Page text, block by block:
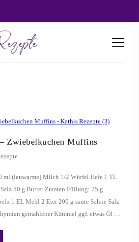
Zwiebelkuchen Muffins
ml (lauwarme) Milch 1/2 Würfel Hefe 1 TL
50 g Butter Zutaten Füllung: 75 g
1 EL Mehl 2 Eier 200 g saure Sahne Salz
gemahlener Kümmel ggf. etwas Öl …